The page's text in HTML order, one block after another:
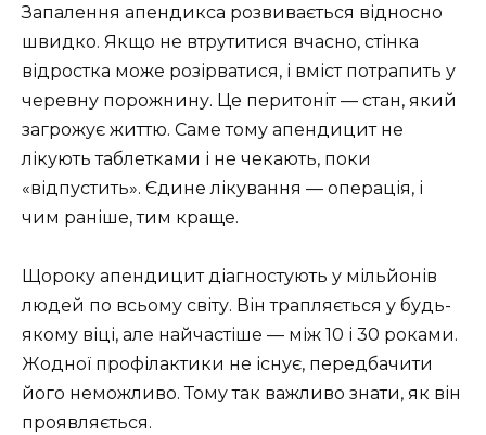
Запалення апендикса розвивається відносно
швидко. Якщо не втрутитися вчасно, стінка
відростка може розірватися, і вміст потрапить у
черевну порожнину. Це перитоніт — стан, який
загрожує життю. Саме тому апендицит не
лікують таблетками і не чекають, поки
«відпустить». Єдине лікування — операція, і
чим раніше, тим краще.
Щороку апендицит діагностують у мільйонів
людей по всьому світу. Він трапляється у будь-
якому віці, але найчастіше — між 10 і 30 роками.
Жодної профілактики не існує, передбачити
його неможливо. Тому так важливо знати, як він
проявляється.